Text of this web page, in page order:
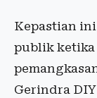
Kepastian
publik ketika
Gerindra